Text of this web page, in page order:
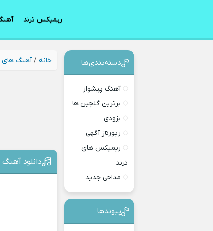
ریمیکس ترند
خانه /آهنگ های
دانلود
دسته‌بندی‎‌‌ها
آهنگ پیشواز
برترین گلچین ها
بزودی
رپورتاژ آگهی
ریمیکس های
ترند
مداحی جدید
پیوندها